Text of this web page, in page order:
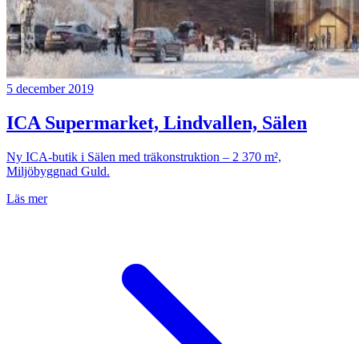
5 december 2019
ICA Supermarket, Lindvallen, Sälen
Ny ICA-butik i Sälen med träkonstruktion – 2 370 m²,
Miljöbyggnad Guld.
Läs mer